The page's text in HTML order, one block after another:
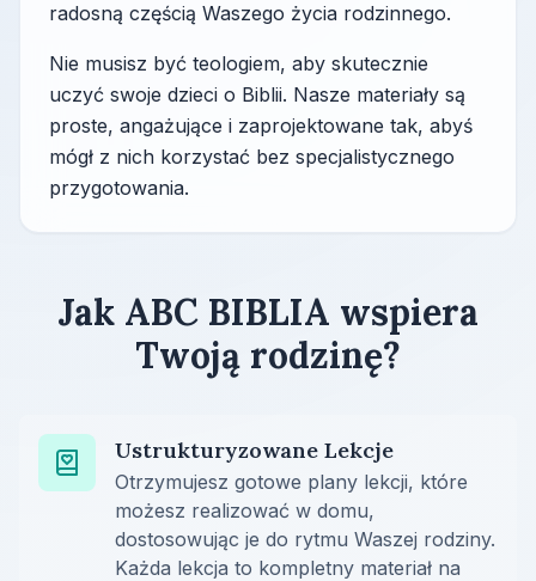
radosną częścią Waszego życia rodzinnego.
Nie musisz być teologiem, aby skutecznie
uczyć swoje dzieci o Biblii. Nasze materiały są
proste, angażujące i zaprojektowane tak, abyś
mógł z nich korzystać bez specjalistycznego
przygotowania.
Jak ABC BIBLIA wspiera
Twoją rodzinę?
Ustrukturyzowane Lekcje
Otrzymujesz gotowe plany lekcji, które
możesz realizować w domu,
dostosowując je do rytmu Waszej rodziny.
Każda lekcja to kompletny materiał na